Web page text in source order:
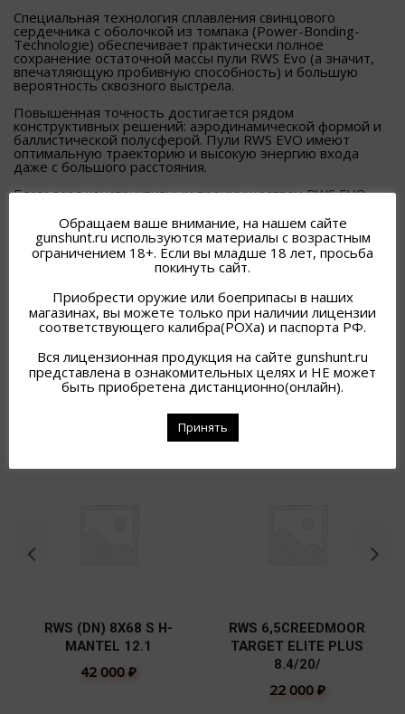
Специальная технология сплавления свинцового
сердечника с оболочкой из томпака (Power-Bonding-
Technologie) обеспечивает практически полное
сохранение остаточной массы пули RWS Evo (а значит,
впечатляющую пробивную способность) и большую
вероятность сквозного выстрела.
Повышенная точность достигается рядом
конструктивных решений: аэродинамической формой и
баллистической полусферой. Пули RWS EVO имеют
оптимальную траекторию и высокую энергию входа
даже с большого расстояния.
Благодаря конструктивным преимуществам RWS EVO
независимо от дистанции
26 000₽
ПОХОЖИЕ ТОВАРЫ
RWS (DN) 8Х68 S H-
MANTEL 12.1
42 000 ₽
RWS 6,5СREEDMOOR
TARGET ELITE PLUS
8.4/20/
22 000 ₽
Обращаем ваше внимание, на нашем сайте
gunshunt.ru используются материалы с возрастным
ограничением 18+. Если вы младше 18 лет, просьба
покинуть сайт.
Приобрести оружие или боеприпасы в наших
магазинах, вы можете только при наличии лицензии
соответствующего калибра(РОХа) и паспорта РФ.
Вся лицензионная продукция на сайте gunshunt.ru
представлена в ознакомительных целях и НЕ может
быть приобретена дистанционно(онлайн).
Принять